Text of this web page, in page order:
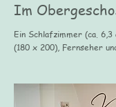
Im
Ein Schlafzimmer (ca.
(180 x 200), Fernseher